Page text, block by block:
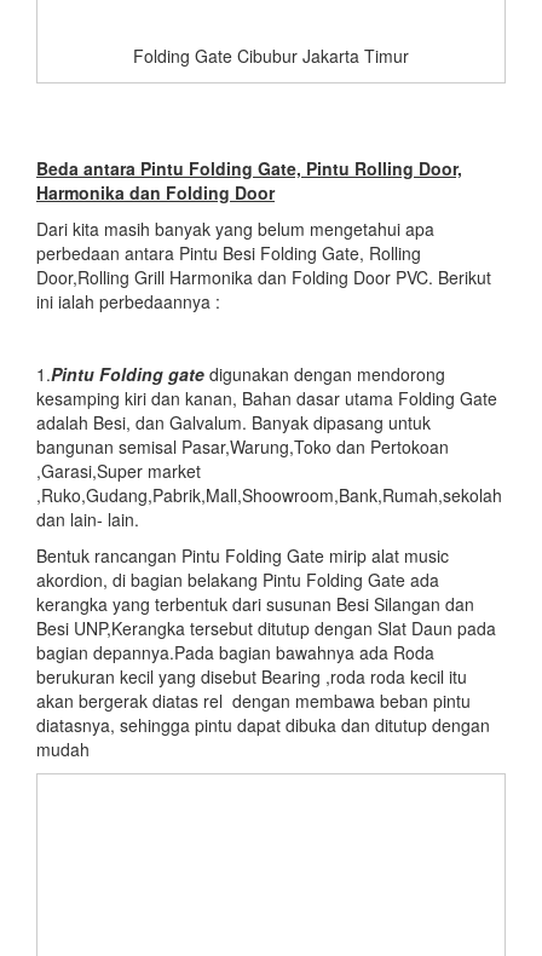
Folding Gate Cibubur Jakarta Timur
Beda antara Pintu Folding Gate, Pintu Rolling Door,
Harmonika dan Folding Door
Dari kita masih banyak yang belum mengetahui apa
perbedaan antara Pintu Besi Folding Gate, Rolling
Door,Rolling Grill Harmonika dan Folding Door PVC. Berikut
ini ialah perbedaannya :
1.Pintu Folding gate digunakan dengan mendorong
kesamping kiri dan kanan, Bahan dasar utama Folding Gate
adalah Besi, dan Galvalum. Banyak dipasang untuk
bangunan semisal Pasar,Warung,Toko dan Pertokoan
,Garasi,Super market
,Ruko,Gudang,Pabrik,Mall,Shoowroom,Bank,Rumah,sekolah
dan lain- lain.
Bentuk rancangan Pintu Folding Gate mirip alat music
akordion, di bagian belakang Pintu Folding Gate ada
kerangka yang terbentuk dari susunan Besi Silangan dan
Besi UNP,Kerangka tersebut ditutup dengan Slat Daun pada
bagian depannya.Pada bagian bawahnya ada Roda
berukuran kecil yang disebut Bearing ,roda roda kecil itu
akan bergerak diatas rel dengan membawa beban pintu
diatasnya, sehingga pintu dapat dibuka dan ditutup dengan
mudah